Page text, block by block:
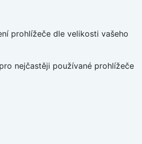
prohlížeče dle velikosti vašeho
nejčastěji používané prohlížeče